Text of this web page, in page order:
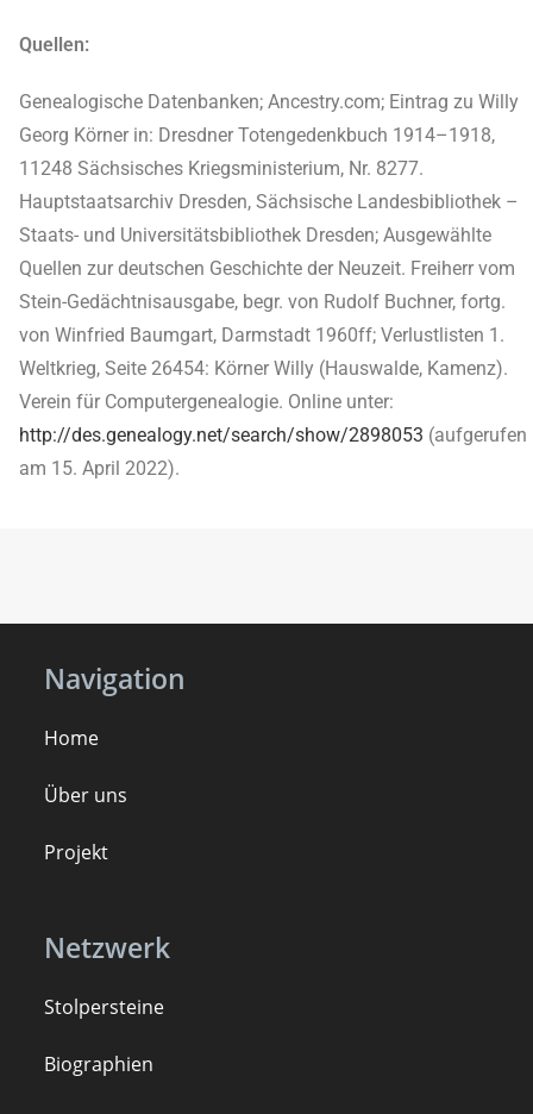
Quellen:
Genealogische Datenbanken; Ancestry.com; Eintrag zu Willy
Georg Körner in: Dresdner Totengedenkbuch 1914–1918,
11248 Sächsisches Kriegsministerium, Nr. 8277.
Hauptstaatsarchiv Dresden, Sächsische Landesbibliothek –
Staats- und Universitätsbibliothek Dresden; Ausgewählte
Quellen zur deutschen Geschichte der Neuzeit. Freiherr vom
Stein-Gedächtnisausgabe, begr. von Rudolf Buchner, fortg.
von Winfried Baumgart, Darmstadt 1960ff; Verlustlisten 1.
Weltkrieg, Seite 26454: Körner Willy (Hauswalde, Kamenz).
Verein für Computergenealogie. Online unter:
http://des.genealogy.net/search/show/2898053 (aufgerufen
am 15. April 2022).
Navigation
Home
Über uns
Projekt
Netzwerk
Stolpersteine
Biographien